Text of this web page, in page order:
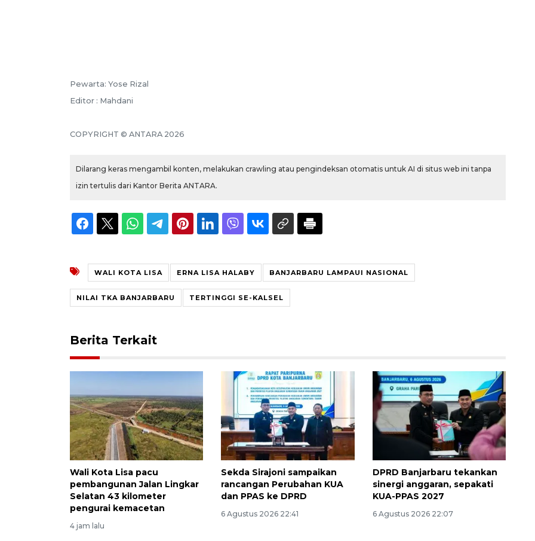
Pewarta: Yose Rizal
Editor : Mahdani
COPYRIGHT © ANTARA 2026
Dilarang keras mengambil konten, melakukan crawling atau pengindeksan otomatis untuk AI di situs web ini tanpa
izin tertulis dari Kantor Berita ANTARA.
WALI KOTA LISA ERNA LISA HALABY BANJARBARU LAMPAUI NASIONAL
NILAI TKA BANJARBARU TERTINGGI SE-KALSEL
Berita Terkait
Wali Kota Lisa pacu
pembangunan Jalan Lingkar
Selatan 43 kilometer
pengurai kemacetan
4 jam lalu
Sekda Sirajoni sampaikan
rancangan Perubahan KUA
dan PPAS ke DPRD
6 Agustus 2026 22:41
DPRD Banjarbaru tekankan
sinergi anggaran, sepakati
KUA-PPAS 2027
6 Agustus 2026 22:07
2026-08-06 18:45:00